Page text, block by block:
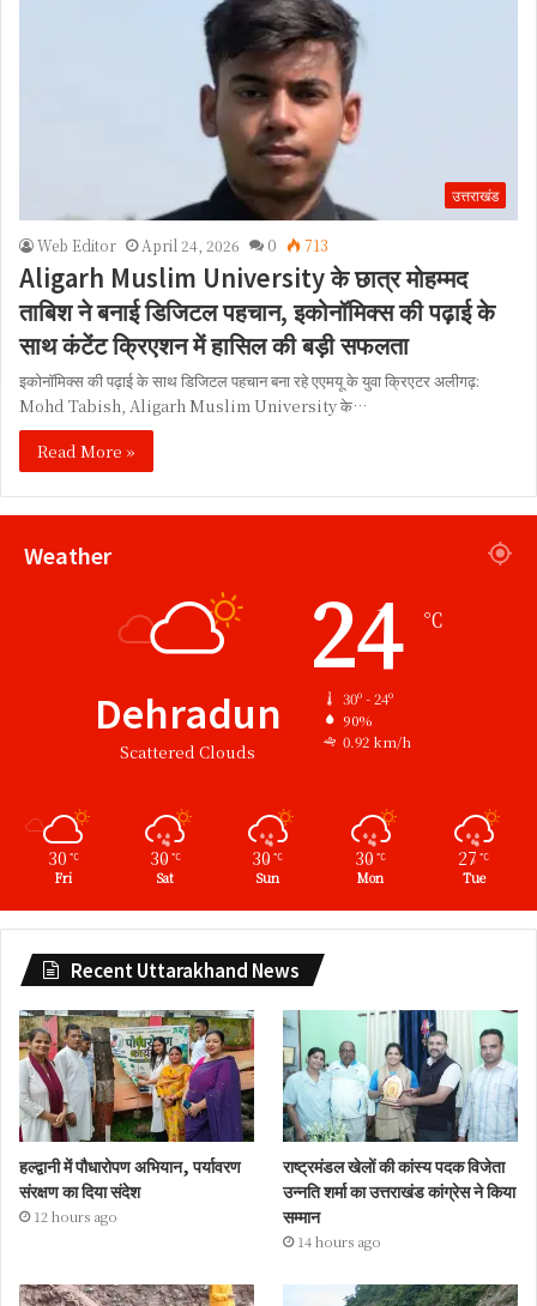
उत्तराखंड
Web Editor April 24, 2026 0 713
Aligarh Muslim University के छात्र मोहम्मद
ताबिश ने बनाई डिजिटल पहचान, इकोनॉमिक्स की पढ़ाई के
साथ कंटेंट क्रिएशन में हासिल की बड़ी सफलता
इकोनॉमिक्स की पढ़ाई के साथ डिजिटल पहचान बना रहे एएमयू के युवा क्रिएटर अलीगढ़:
Mohd Tabish, Aligarh Muslim University के…
Read More »
Weather
Dehradun
Scattered Clouds
24 ℃
30º - 24º
90%
0.92 km/h
30 ℃
Fri
30 ℃
Sat
30 ℃
Sun
30 ℃
Mon
27 ℃
Tue
Recent Uttarakhand News
हल्द्वानी में पौधारोपण अभियान, पर्यावरण
संरक्षण का दिया संदेश
12 hours ago
राष्ट्रमंडल खेलों की कांस्य पदक विजेता
उन्नति शर्मा का उत्तराखंड कांग्रेस ने किया
सम्मान
14 hours ago